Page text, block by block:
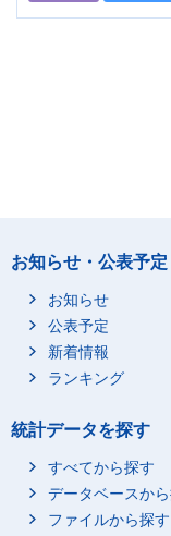
お知らせ・公表予
お知らせ
公表予定
新着情報
ランキング
統計データを探す
すべてから探す
データベースか
ファイルから探す